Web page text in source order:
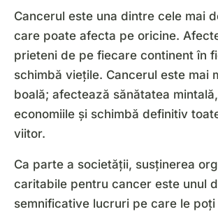
Cancerul este una dintre cele mai
care poate afecta pe oricine.
prieteni de pe fiecare continent în
schimbă viețile. Cancerul este mai
boală; afectează sănătatea
economiile și schimbă definitiv
viitor.
Ca parte a societății, susținerea
caritabile pentru cancer este unul
semnificative lucruri pe care le